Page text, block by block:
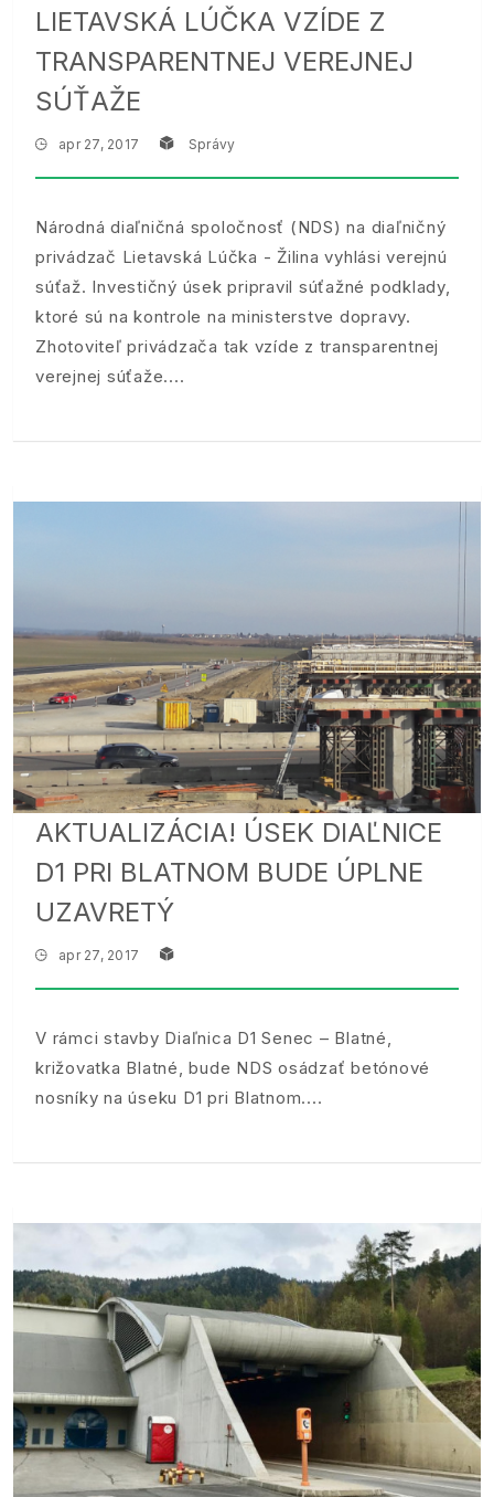
LIETAVSKÁ LÚČKA VZÍDE Z
TRANSPARENTNEJ VEREJNEJ
SÚŤAŽE
apr 27, 2017 Správy
Národná diaľničná spoločnosť (NDS) na diaľničný
privádzač Lietavská Lúčka - Žilina vyhlási verejnú
súťaž. Investičný úsek pripravil súťažné podklady,
ktoré sú na kontrole na ministerstve dopravy.
Zhotoviteľ privádzača tak vzíde z transparentnej
verejnej súťaže.
AKTUALIZÁCIA! ÚSEK DIAĽNICE
D1 PRI BLATNOM BUDE ÚPLNE
UZAVRETÝ
apr 27, 2017
V rámci stavby Diaľnica D1 Senec – Blatné,
križovatka Blatné, bude NDS osádzať betónové
nosníky na úseku D1 pri Blatnom.